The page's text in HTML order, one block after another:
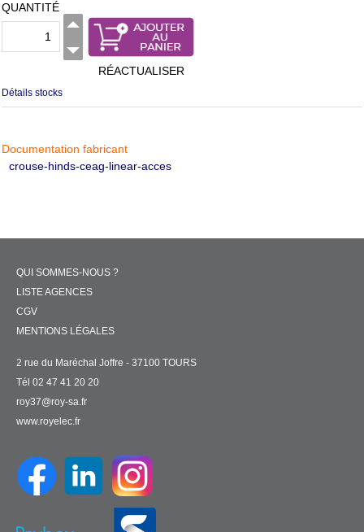
QUANTITÉ
RÉACTUALISER
Détails stocks
Documentation fabricant
crouse-hinds-ceag-linear-acces
QUI SOMMES-NOUS ?
LISTE AGENCES
CGV
MENTIONS LÉGALES
2 rue du Maréchal Joffre - 37100 TOURS
Tél 02 47 41 20 20
roy37@roy-sa.fr
www.royelec.fr